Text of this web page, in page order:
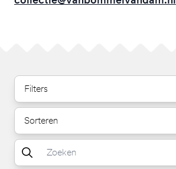
Filters
Sorteren